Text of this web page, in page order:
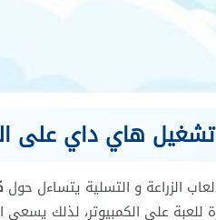
هاي داي على
الزراعة و التسلية يتساءل حول